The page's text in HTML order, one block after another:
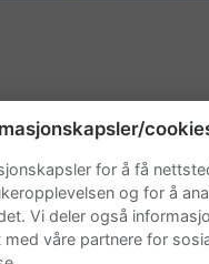
for å få
og for å
Vi deler også
våre partnere for